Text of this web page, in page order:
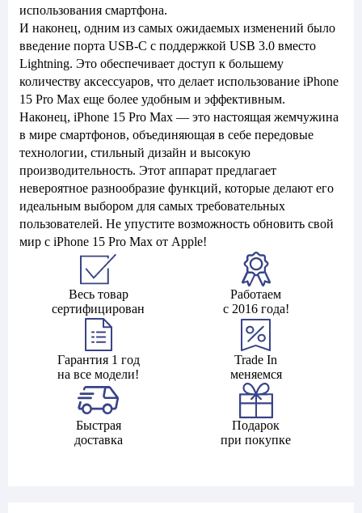
использования смартфона.
И наконец, одним из самых ожидаемых изменений было
введение порта USB-C с поддержкой USB 3.0 вместо
Lightning. Это обеспечивает доступ к большему
количеству аксессуаров, что делает использование iPhone
15 Pro Max еще более удобным и эффективным.
Наконец, iPhone 15 Pro Max — это настоящая жемчужина
в мире смартфонов, объединяющая в себе передовые
технологии, стильный дизайн и высокую
производительность. Этот аппарат предлагает
невероятное разнообразие функций, которые делают его
идеальным выбором для самых требовательных
пользователей. Не упустите возможность обновить свой
мир с iPhone 15 Pro Max от Apple!
Весь товар
сертифицирован
Работаем
с 2016 года!
Гарантия 1 год
на все модели!
Trade In
меняемся
Быстрая
доставка
Подарок
при покупке